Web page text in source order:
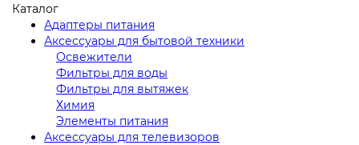
Каталог
Адаптеры питания
Аксессуары для бытовой техники
Освежители
Фильтры для воды
Фильтры для вытяжек
Химия
Элементы питания
Аксессуары для телевизоров